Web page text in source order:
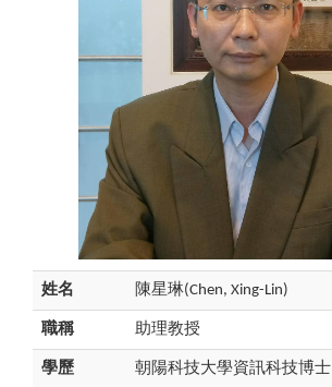
姓名 陳星琳(Chen, Xing-Lin)
職稱 助理教授
學歷 朝陽科技大學資訊科技博士